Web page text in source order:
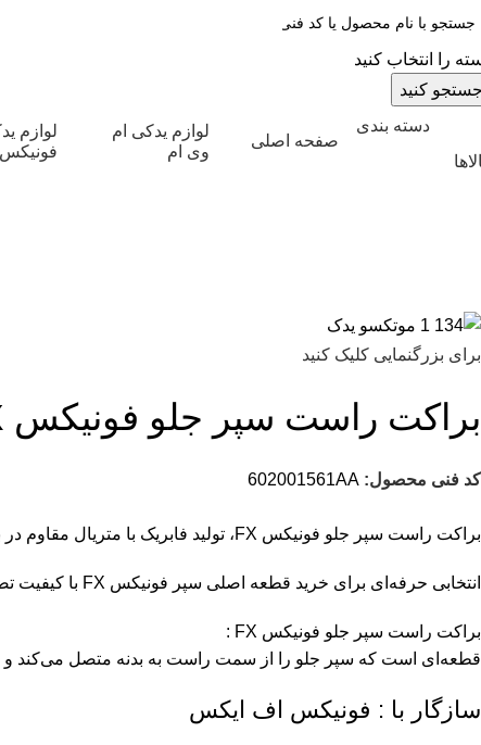
را انتخاب کنید
کنید
دسته بندی
صفحه اصلی
لوازم یدکی ام
وی ام
لوازم
فونیکس
برای بزرگنمایی کلیک کنید
براکت راست سپر جلو فونیکس FX
کد فنی محصول: 602001561AA
براکت راست سپر جلو فونیکس FX، تولید فابریک با متریال مقاوم در برابر ضربه، طراحی دقیق جهت نصب استاندارد و دوام بالا.
انتخابی حرفه‌ای برای خرید قطعه اصلی سپر فونیکس FX با کیفیت تضمینی و قیمت رقابتی از فروشگاه تخصصی قطعات یدکی خودروهای چینی.
براکت راست سپر جلو فونیکس FX :
قطعه‌ای است که سپر جلو را از سمت راست به بدنه متصل می‌کند و
سازگار با : فونیکس اف ایکس